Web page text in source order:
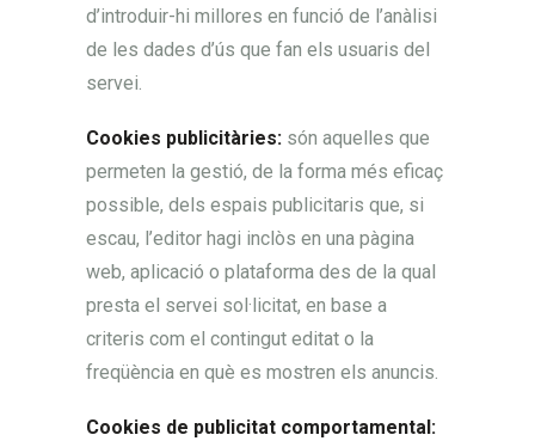
d’introduir-hi millores en funció de l’anàlisi
de les dades d’ús que fan els usuaris del
servei.
Cookies publicitàries: són aquelles que
permeten la gestió, de la forma més eficaç
possible, dels espais publicitaris que, si
escau, l’editor hagi inclòs en una pàgina
web, aplicació o plataforma des de la qual
presta el servei sol·licitat, en base a
criteris com el contingut editat o la
freqüència en què es mostren els anuncis.
Cookies de publicitat comportamental: